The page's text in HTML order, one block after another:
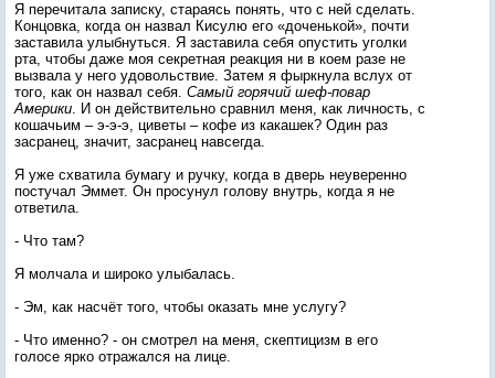
Я перечитала записку, стараясь понять, что с ней сделать.
Концовка, когда он назвал Кисулю его «доченькой», почти
заставила улыбнуться. Я заставила себя опустить уголки
рта, чтобы даже моя секретная реакция ни в коем разе не
вызвала у него удовольствие. Затем я фыркнула вслух от
того, как он назвал себя. Самый горячий шеф-повар
Америки. И он действительно сравнил меня, как личность, с
кошачьим – э-э-э, циветы – кофе из какашек? Один раз
засранец, значит, засранец навсегда.
Я уже схватила бумагу и ручку, когда в дверь неуверенно
постучал Эммет. Он просунул голову внутрь, когда я не
ответила.
- Что там?
Я молчала и широко улыбалась.
- Эм, как насчёт того, чтобы оказать мне услугу?
- Что именно? - он смотрел на меня, скептицизм в его
голосе ярко отражался на лице.